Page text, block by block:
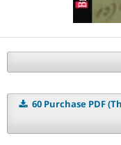
60 Purchase PDF